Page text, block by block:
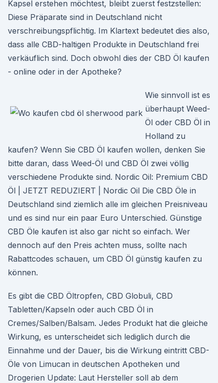
Kapsel erstehen möchtest, bleibt zuerst festzstellen:
Diese Präparate sind in Deutschland nicht
verschreibungspflichtig. Im Klartext bedeutet dies also,
dass alle CBD-haltigen Produkte in Deutschland frei
verkäuflich sind. Doch obwohl dies der CBD Öl kaufen
- online oder in der Apotheke?
Wie sinnvoll ist es
überhaupt Weed-
Öl oder CBD Öl in
Holland zu
kaufen? Wenn Sie CBD Öl kaufen wollen, denken Sie
bitte daran, dass Weed-Öl und CBD Öl zwei völlig
verschiedene Produkte sind. Nordic Oil: Premium CBD
Öl | JETZT REDUZIERT | Nordic Oil Die CBD Öle in
Deutschland sind ziemlich alle im gleichen Preisniveau
und es sind nur ein paar Euro Unterschied. Günstige
CBD Öle kaufen ist also gar nicht so einfach. Wer
dennoch auf den Preis achten muss, sollte nach
Rabattcodes schauen, um CBD Öl günstig kaufen zu
können.
Es gibt die CBD Öltropfen, CBD Globuli, CBD
Tabletten/Kapseln oder auch CBD Öl in
Cremes/Salben/Balsam. Jedes Produkt hat die gleiche
Wirkung, es unterscheidet sich lediglich durch die
Einnahme und der Dauer, bis die Wirkung eintritt CBD-
Öle von Limucan in deutschen Apotheken und
Drogerien Update: Laut Hersteller soll ab dem